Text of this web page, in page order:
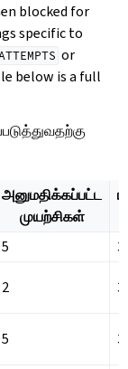
blocked for
specific to
or
below is a full
அனுமதிக்கப்பட்ட
முயற்சிகள்
5
2
5